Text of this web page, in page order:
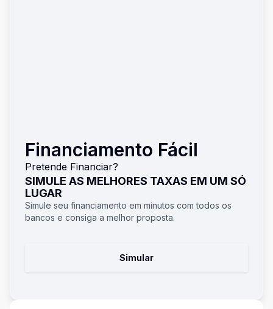
Financiamento Fácil
Pretende Financiar?
SIMULE AS MELHORES TAXAS EM UM SÓ
LUGAR
Simule seu financiamento em minutos com todos os
bancos e consiga a melhor proposta.
Simular